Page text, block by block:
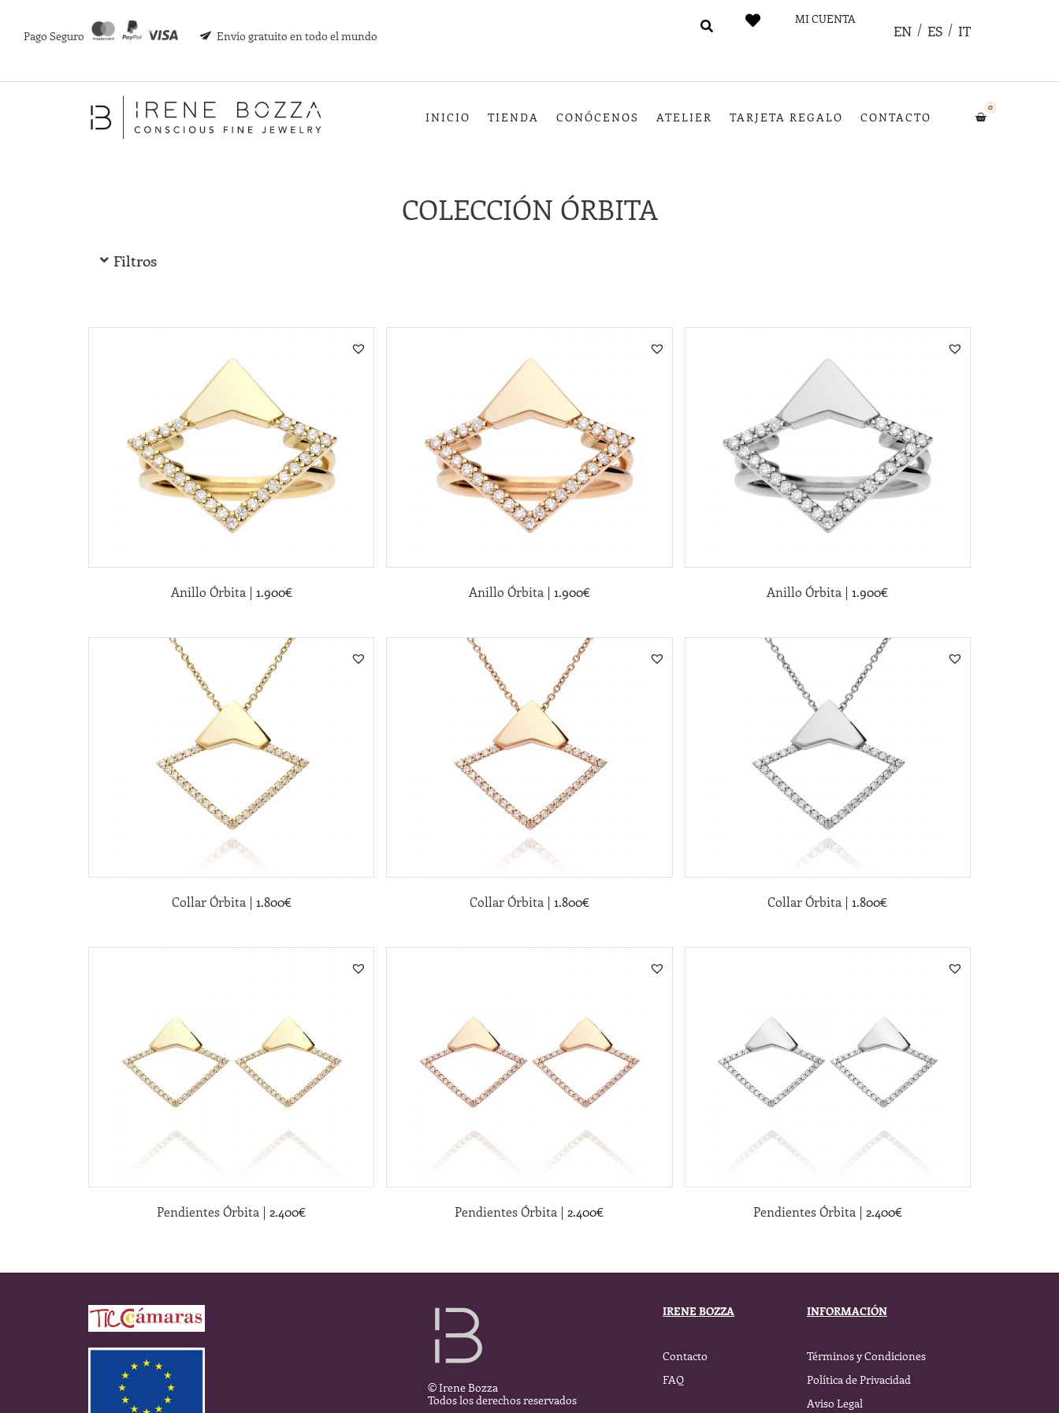
Pago Seguro Envío gratuito en todo el mundo
MI CUENTA
EN ES IT
INICIO TIENDA CONÓCENOS ATELIER TARJETA REGALO CONTACTO
0
COLECCIÓN ÓRBITA
Filtros
Anillo Órbita | 1.900€ Anillo Órbita | 1.900€ Anillo Órbita | 1.900€
Collar Órbita | 1.800€ Collar Órbita | 1.800€ Collar Órbita | 1.800€
Pendientes Órbita | 2.400€ Pendientes Órbita | 2.400€ Pendientes Órbita | 2.400€
© Irene Bozza
Todos los derechos reservados
IRENE BOZZA
Contacto
FAQ
INFORMACIÓN
Términos y Condiciones
Política de Privacidad
Aviso Legal